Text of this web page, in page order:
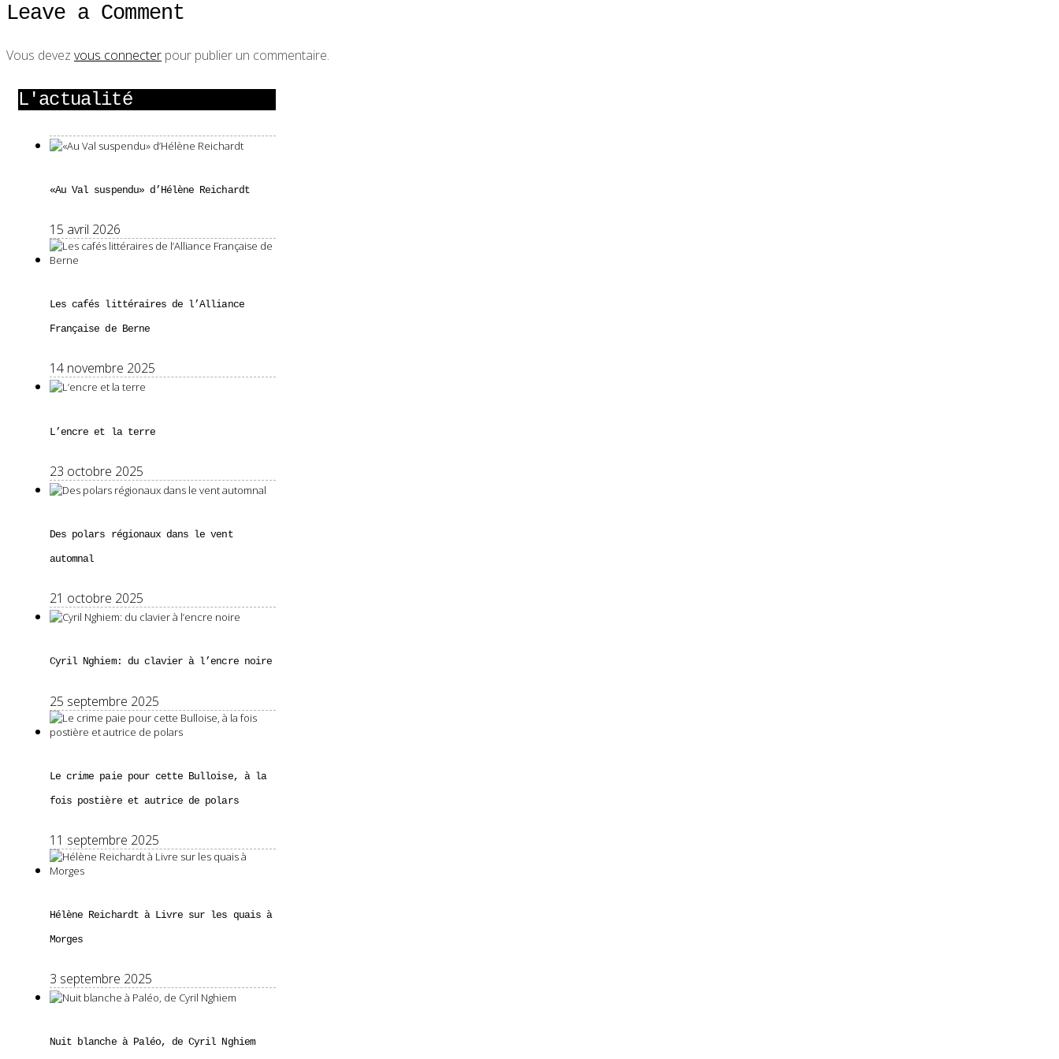
Leave a Comment
Vous devez vous connecter pour publier un commentaire.
L'actualité
«Au Val suspendu» d’Hélène Reichardt
15 avril 2026
Les cafés littéraires de l’Alliance
Française de Berne
14 novembre 2025
L’encre et la terre
23 octobre 2025
Des polars régionaux dans le vent
automnal
21 octobre 2025
Cyril Nghiem: du clavier à l’encre noire
25 septembre 2025
Le crime paie pour cette Bulloise, à la
fois postière et autrice de polars
11 septembre 2025
Hélène Reichardt à Livre sur les quais à
Morges
3 septembre 2025
Nuit blanche à Paléo, de Cyril Nghiem